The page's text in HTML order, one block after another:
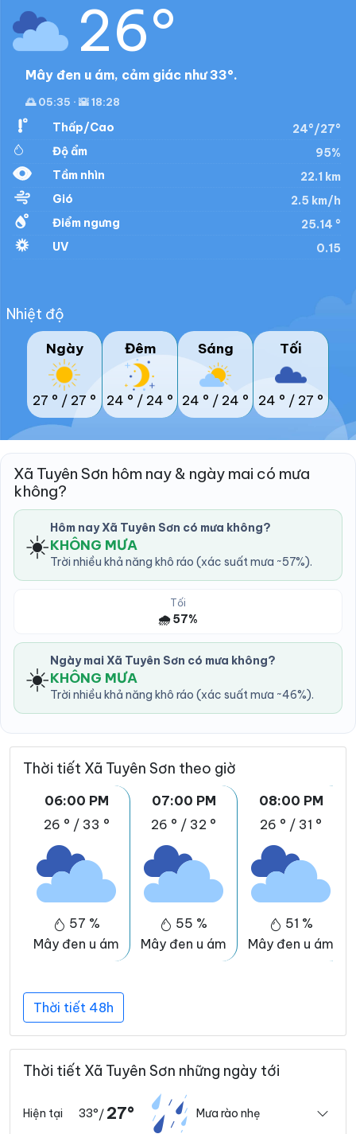
26°
Mây đen u ám, cảm giác như 33°.
🌅 05:35 · 🌇 18:28
Thấp/Cao
24°/27°
Độ ẩm
95%
Tầm nhìn
22.1 km
Gió
2.5 km/h
Điểm ngưng
25.14 °
UV
0.15
Nhiệt độ
Ngày
27 ° / 27 °
Đêm
24 ° / 24 °
Sáng
24 ° / 24 °
Tối
24 ° / 27 °
Xã Tuyên Sơn hôm nay & ngày mai có mưa
không?
☀️ Hôm nay Xã Tuyên Sơn có mưa không?
KHÔNG MƯA
Trời nhiều khả năng khô ráo (xác suất mưa ~57%).
Tối
🌧️ 57%
☀️ Ngày mai Xã Tuyên Sơn có mưa không?
KHÔNG MƯA
Trời nhiều khả năng khô ráo (xác suất mưa ~46%).
Thời tiết Xã Tuyên Sơn theo giờ
06:00 PM
26 ° / 33 °
57 %
Mây đen u ám
07:00 PM
26 ° / 32 °
55 %
Mây đen u ám
08:00 PM
26 ° / 31 °
51 %
Mây đen u ám
Thời tiết 48h
Thời tiết Xã Tuyên Sơn những ngày tới
Hiện tại 33°/ 27° Mưa rào nhẹ